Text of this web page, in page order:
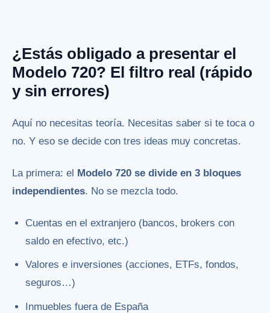
¿Estás obligado a presentar el
Modelo 720? El filtro real (rápido
y sin errores)
Aquí no necesitas teoría. Necesitas saber si te toca o
no. Y eso se decide con tres ideas muy concretas.
La primera: el Modelo 720 se divide en 3 bloques
independientes. No se mezcla todo.
Cuentas en el extranjero (bancos, brokers con
saldo en efectivo, etc.)
Valores e inversiones (acciones, ETFs, fondos,
seguros…)
Inmuebles fuera de España